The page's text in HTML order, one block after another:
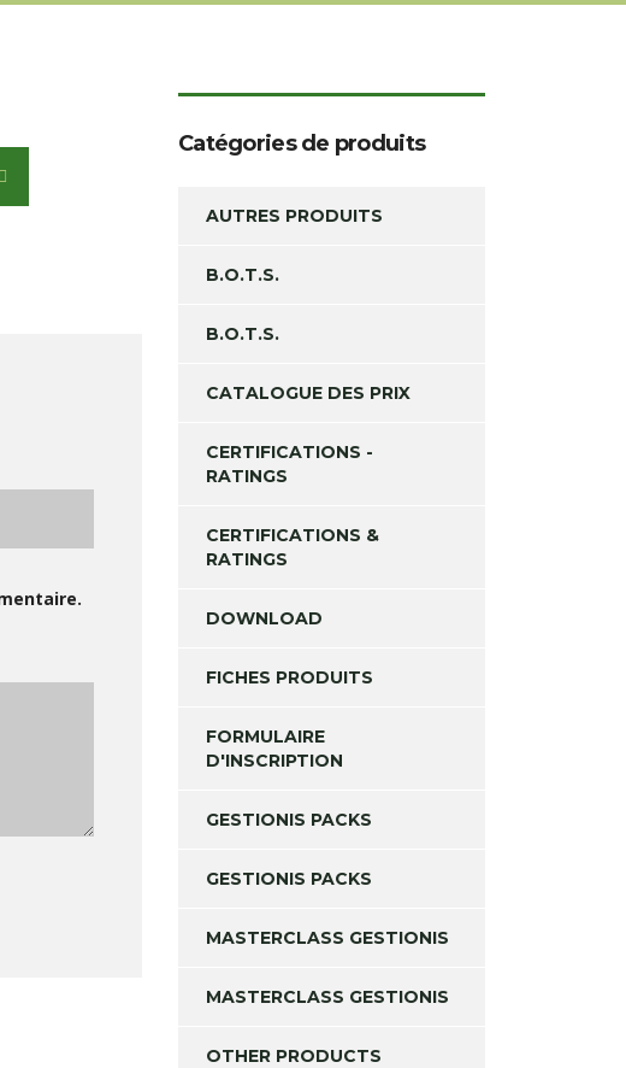
Catégories de produits
AUTRES PRODUITS
B.O.T.S.
B.O.T.S.
CATALOGUE DES PRIX
CERTIFICATIONS -
RATINGS
CERTIFICATIONS &
RATINGS
DOWNLOAD
FICHES PRODUITS
FORMULAIRE
D'INSCRIPTION
GESTIONIS PACKS
GESTIONIS PACKS
MASTERCLASS GESTIONIS
MASTERCLASS GESTIONIS
OTHER PRODUCTS